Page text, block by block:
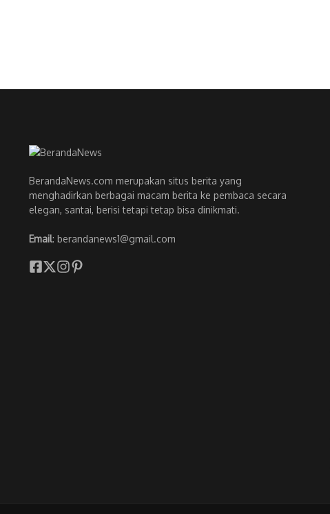
BerandaNews.com merupakan situs berita yang
menghadirkan berbagai macam berita ke pembaca secara
elegan, santai, berisi tetapi tetap bisa dinikmati.
Email: berandanews1@gmail.com